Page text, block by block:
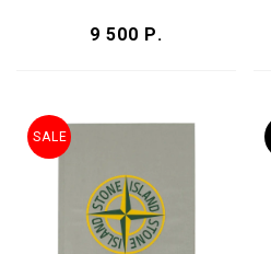
9 500 Р.
SALE